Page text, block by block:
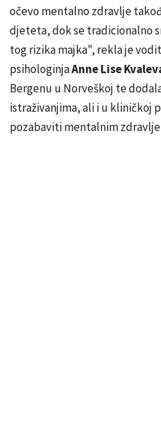
očevo mentalno zdravlje
djeteta, dok se tradicionalno
tog rizika majka", rekla je
psihologinjaAnne Lise
Bergenu u Norveškoj te
istraživanjima, ali i u kliničkoj
pozabaviti mentalnim